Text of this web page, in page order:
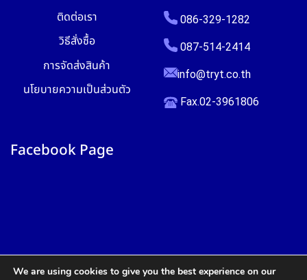
ติดต่อเรา
วิธีสั่งซื้อ
การจัดส่งสินค้า
นโยบายความเป็นส่วนตัว
086-329-1282
087-514-2414
info@tryt.co.th
Fax.02-3961806
Facebook Page
We are using cookies to give you the best experience on our